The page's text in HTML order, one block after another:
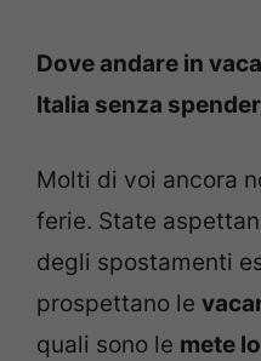
Dove andare in
Italia senza
Molti di voi ancora
ferie. State
degli spostamenti
prospettano le
quali sono le mete